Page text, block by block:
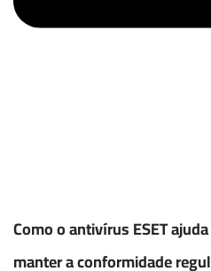
Como o antivírus ESET
manter a conformidade